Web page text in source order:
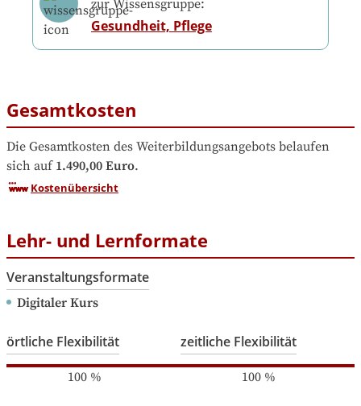
zur Wissensgruppe:
Gesundheit, Pflege
Gesamtkosten
Die Gesamtkosten des Weiterbildungsangebots belaufen
sich auf 1.490,00 Euro.
Kostenübersicht
Lehr- und Lernformate
Veranstaltungsformate
Digitaler Kurs
örtliche Flexibilität
100%
zeitliche Flexibilität
100%